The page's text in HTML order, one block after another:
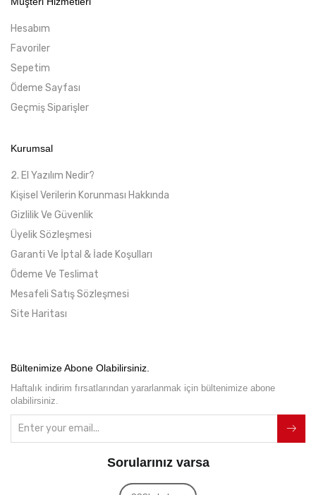
Hesabım
Favoriler
Sepetim
Ödeme Sayfası
Geçmiş Siparişler
Kurumsal
2. El Yazılım Nedir?
Kişisel Verilerin Korunması Hakkında
Gizlilik Ve Güvenlik
Üyelik Sözleşmesi
Garanti Ve İptal & İade Koşulları
Ödeme Ve Teslimat
Mesafeli Satış Sözleşmesi
Site Haritası
Bültenimize Abone Olabilirsiniz.
Haftalık indirim fırsatlarından yararlanmak için bültenimize abone
olabilirsiniz.
Sorularınız varsa